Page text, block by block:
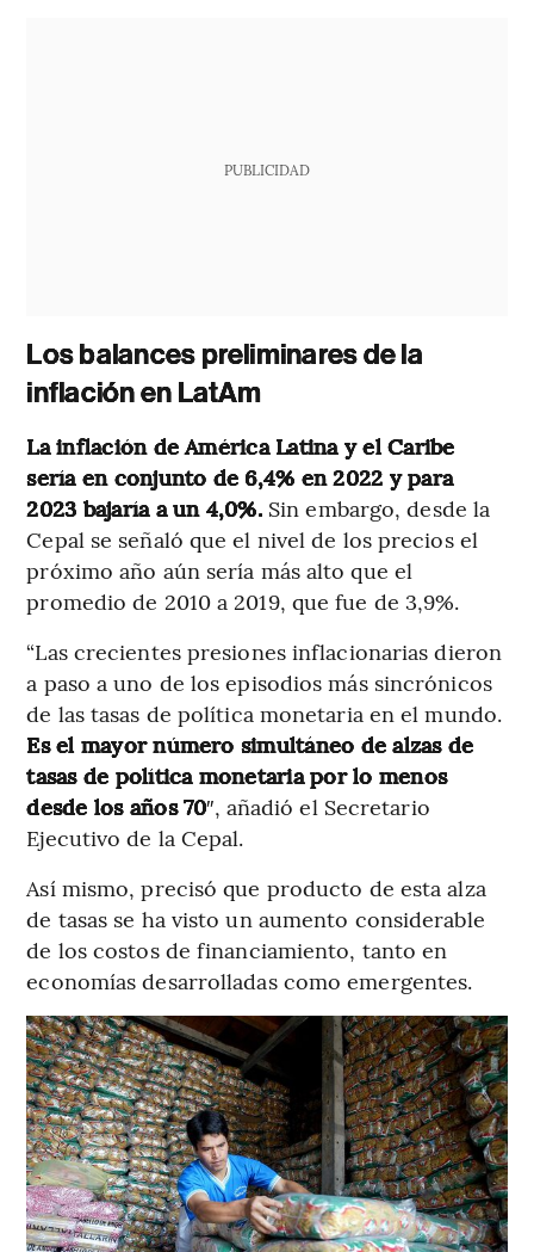
PUBLICIDAD
Los balances preliminares de la
inflación en LatAm
La inflación de América Latina y el Caribe
sería en conjunto de 6,4% en 2022 y para
2023 bajaría a un 4,0%.Sin embargo, desde la
Cepal se señaló que el nivel de los precios el
próximo año aún sería más alto que el
promedio de 2010 a 2019, que fue de 3,9%.
“Las crecientes presiones inflacionarias dieron
a paso a uno de los episodios más sincrónicos
de las tasas de política monetaria en el mundo.
Es el mayor número simultáneo de alzas de
tasas de política monetaria por lo menos
desde los años 70″, añadió el Secretario
Ejecutivo de la Cepal.
Así mismo, precisó que producto de esta alza
de tasas se ha visto un aumento considerable
de los costos de financiamiento, tanto en
economías desarrolladas como emergentes.